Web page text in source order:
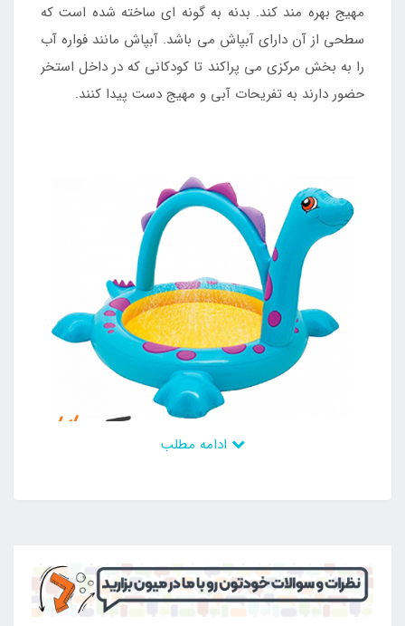
مهیج بهره مند کند. بدنه به گونه ای ساخته شده است که
سطحی از آن دارای آبپاش می باشد. آبپاش مانند فواره آب
را به بخش مرکزی می پراکند تا کودکانی که در داخل استخر
حضور دارند به تفریحات آبی و مهیج دست پیدا کنند.
والدین نیز به خرید انواع استخر بادی می پردازند و می
توانند ساعات خوشی را برای خود رقم بزنند. استخر بادی